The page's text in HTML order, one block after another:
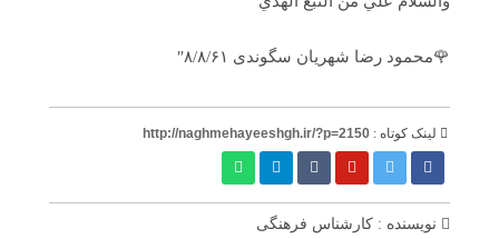
🌹محمود رضا شهريان سگوندی ۸/۸/۶۱″
لینک کوتاه : http://naghmehayeeshgh.ir/?p=2150
نویسنده : کارشناس فرهنگی